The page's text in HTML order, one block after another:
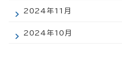
2024年11月
2024年10月